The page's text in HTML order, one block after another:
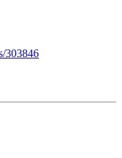
303846